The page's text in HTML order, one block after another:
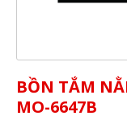
BỒN TẮM
MO-6647B